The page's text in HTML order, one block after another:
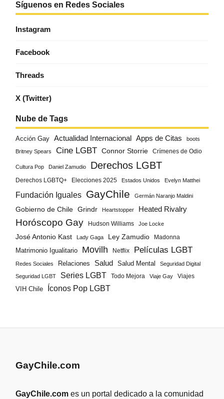
Síguenos en Redes Sociales
Instagram
Facebook
Threads
X (Twitter)
Nube de Tags
Acción Gay Actualidad Internacional Apps de Citas boots
Britney Spears Cine LGBT Connor Storrie Crímenes de Odio
Cultura Pop Daniel Zamudio Derechos LGBT
Derechos LGBTQ+ Elecciones 2025 Estados Unidos Evelyn Matthei
Fundación Iguales GayChile Germán Naranjo Maldini
Gobierno de Chile Grindr Heartstopper Heated Rivalry
Horóscopo Gay Hudson Williams Joe Locke
José Antonio Kast Lady Gaga Ley Zamudio Madonna
Matrimonio Igualitario Movilh Netflix Películas LGBT
Redes Sociales Relaciones Salud Salud Mental Seguridad Digital
Seguridad LGBT Series LGBT Todo Mejora Viaje Gay
Viajes
VIH Chile
Íconos Pop LGBT
GayChile.com
GayChile.com es un portal dedicado a la comunidad